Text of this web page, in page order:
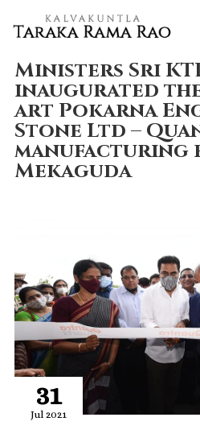
Ministers Sri
inaugurated
art Pokarna
Stone Ltd –
Mekaguda
31
Jul 2021